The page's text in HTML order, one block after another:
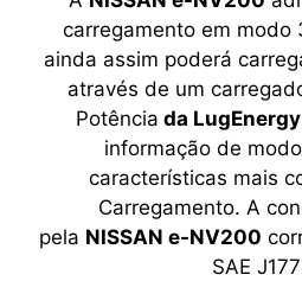
carregamento em modo
ainda assim poderá
através de um
Potência da LugEnergy
informação de
características mais
Carregamento. A
pela NISSAN e-NV200
SAE